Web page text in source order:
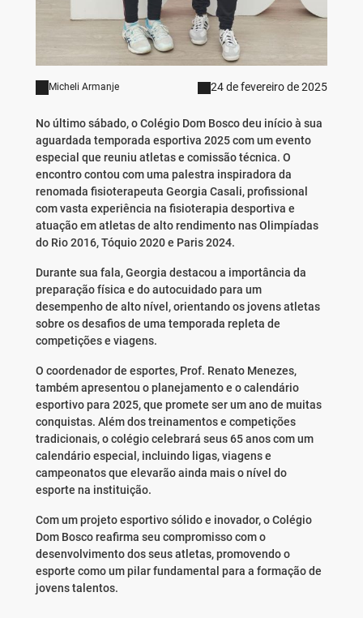
Micheli Armanje 24 de fevereiro de 2025
No último sábado, o Colégio Dom Bosco deu início à sua
aguardada temporada esportiva 2025 com um evento
especial que reuniu atletas e comissão técnica. O
encontro contou com uma palestra inspiradora da
renomada fisioterapeuta Georgia Casali, profissional
com vasta experiência na fisioterapia desportiva e
atuação em atletas de alto rendimento nas Olimpíadas
do Rio 2016, Tóquio 2020 e Paris 2024.
Durante sua fala, Georgia destacou a importância da
preparação física e do autocuidado para um
desempenho de alto nível, orientando os jovens atletas
sobre os desafios de uma temporada repleta de
competições e viagens.
O coordenador de esportes, Prof. Renato Menezes,
também apresentou o planejamento e o calendário
esportivo para 2025, que promete ser um ano de muitas
conquistas. Além dos treinamentos e competições
tradicionais, o colégio celebrará seus 65 anos com um
calendário especial, incluindo ligas, viagens e
campeonatos que elevarão ainda mais o nível do
esporte na instituição.
Com um projeto esportivo sólido e inovador, o Colégio
Dom Bosco reafirma seu compromisso com o
desenvolvimento dos seus atletas, promovendo o
esporte como um pilar fundamental para a formação de
jovens talentos.